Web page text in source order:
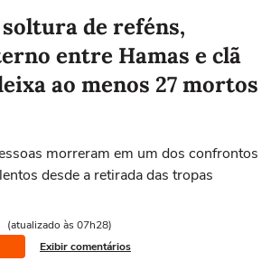
de reféns,
entre Hamas e clã
ao menos 27 mortos
morreram em um dos confrontos
desde a retirada das tropas
(atualizado às 07h28)
Exibir comentários